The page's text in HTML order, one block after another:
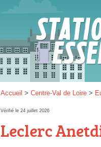
Accueil > Centre-Val de Loire >
Vérifié le 24 juillet 2026
Leclerc